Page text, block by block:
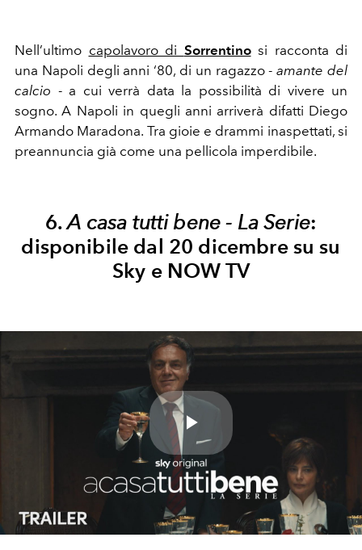
Nell’ultimo capolavoro di Sorrentinosi racconta di
una Napoli degli anni ‘80, di un ragazzo -amante del
calcio - a cui verrà data la possibilità di vivere un
sogno. A Napoli in quegli anni arriverà difatti Diego
Armando Maradona. Tra gioie e drammi inaspettati, si
preannuncia già come una pellicola imperdibile.
6.A casa tutti bene - La Serie:
disponibile dal 20 dicembre su su
Sky e NOW TV
Play
Video